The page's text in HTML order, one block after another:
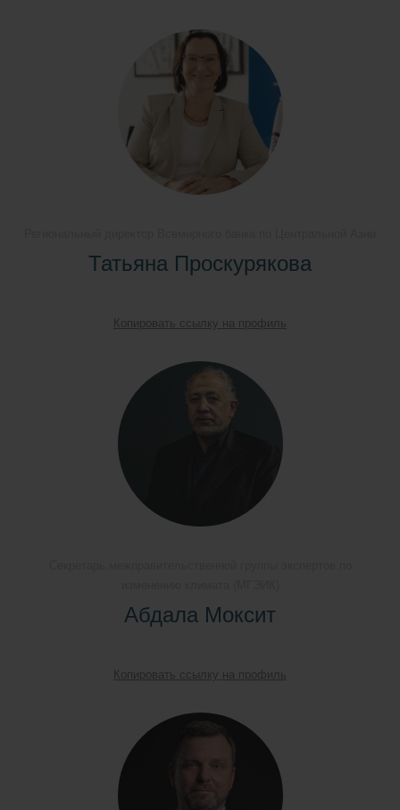
Татьяна Проскурякова
Копировать ссылку на профиль
Абдала Моксит
Копировать ссылку на профиль